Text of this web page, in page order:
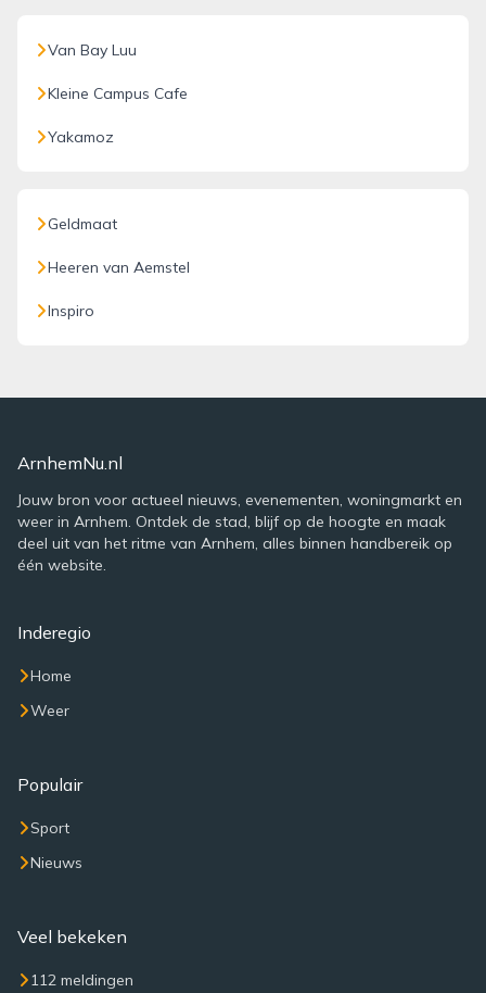
Van Bay Luu
Kleine Campus Cafe
Yakamoz
Geldmaat
Heeren van Aemstel
Inspiro
ArnhemNu.nl
Jouw bron voor actueel nieuws, evenementen, woningmarkt en
weer in Arnhem. Ontdek de stad, blijf op de hoogte en maak
deel uit van het ritme van Arnhem, alles binnen handbereik op
één website.
Inderegio
Home
Weer
Populair
Sport
Nieuws
Veel bekeken
112 meldingen